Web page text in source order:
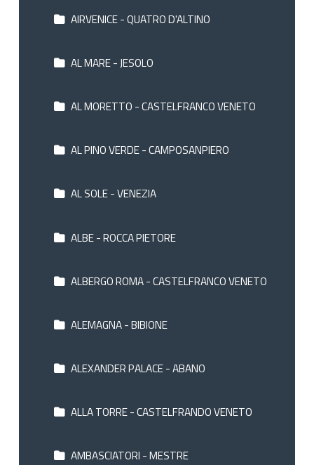
AIRVENICE - QUATRO D'ALTINO
AL MARE - JESOLO
AL MORETTO - CASTELFRANCO VENETO
AL PINO VERDE - CAMPOSANPIERO
AL SOLE - VENEZIA
ALBE - ROCCA PIETORE
ALBERGO ROMA - CASTELFRANCO VENETO
ALEMAGNA - BIBIONE
ALEXANDER PALACE - ABANO
ALLA TORRE - CASTELFRANDO VENETO
AMBASCIATORI - MESTRE